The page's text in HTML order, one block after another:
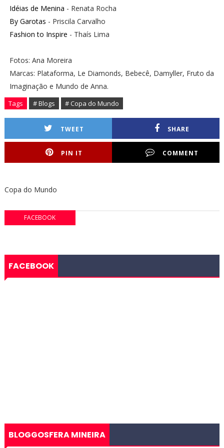
Idéias de Menina - Renata Rocha
By Garotas - Priscila Carvalho
Fashion to Inspire - Thaís Lima
Fotos: Ana Moreira
Marcas: Plataforma, Le Diamonds, Bebecê, Damyller, Fruto da
Imaginação e Mundo de Anna.
Tags # Blogs # Copa do Mundo
TWEET SHARE
PIN IT COMMENT
Copa do Mundo
FACEBOOK
FACEBOOK
BLOGGOSFERA MINEIRA